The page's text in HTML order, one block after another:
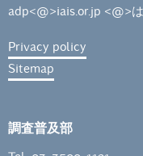
adp<@>iais.or.jp <@>
Privacy policy
Sitemap
調査普及部